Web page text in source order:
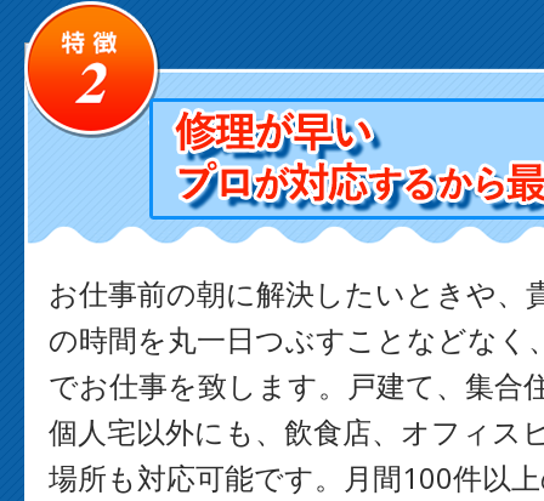
お仕事前の朝に解決したいときや、
の時間を丸一日つぶすことなどなく
でお仕事を致します。戸建て、集合
個人宅以外にも、飲食店、オフィス
場所も対応可能です。月間100件以